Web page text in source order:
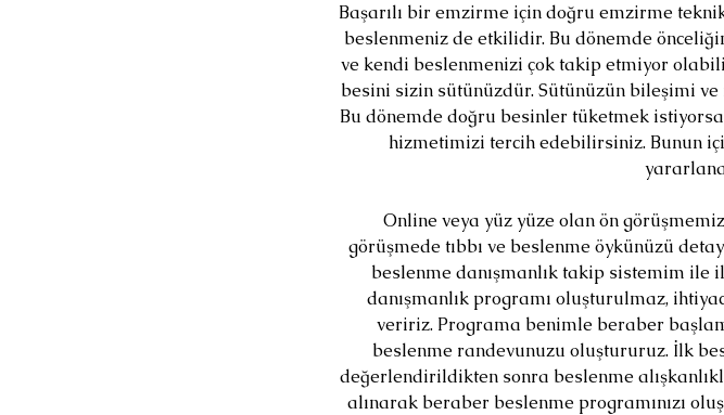
k
.
Başarılı bir emzirme için doğru emzirme
beslenmeniz de etkilidir. Bu dönemde
ve kendi beslenmenizi çok takip etmiyor
besini sizin sütünüzdür. Sütünüzün bileşimi
Bu dönemde doğru besinler tüketmek
hizmetimizi tercih edebilirsiniz. Bunun
Online veya yüz yüze olan ön
görüşmede tıbbı ve beslenme öykünüzü
beslenme danışmanlık takip sistemim
danışmanlık programı oluşturulmaz,
veririz. Programa benimle beraber
beslenme randevunuzu oluştururuz. İlk
değerlendirildikten sonra beslenme
alınarak beraber beslenme programınızı